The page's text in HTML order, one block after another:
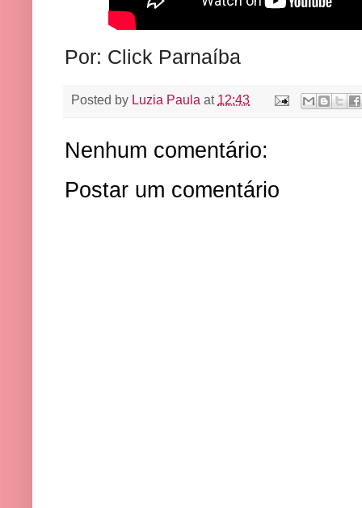
Por: Click Parnaíba
Posted by Luzia Paula at 12:43
Nenhum comentário:
Postar um comentário